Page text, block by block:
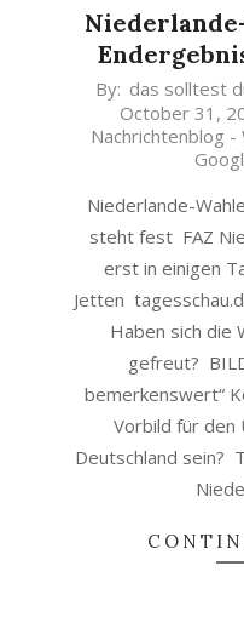
2025-
31
By: das solltest
October 31,
Nachrichtenblog -
Niederlande-
steht fest FAZ
erst in einigen
Jetten
Haben sich die
gefreut?
bemerkenswert“
Vorbild für den
Deutschland sein?